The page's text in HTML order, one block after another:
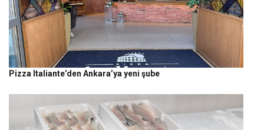
Pizza Italiante’den Ankara’ya yeni şube